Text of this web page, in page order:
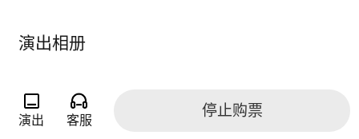
演出相册
演出 客服
停止购票